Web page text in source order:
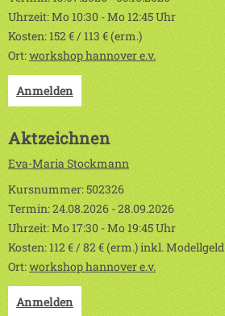
Uhrzeit: Mo 10:30 - Mo 12:45 Uhr
Kosten: 152 € / 113 € (erm.)
Ort:workshop hannover e.v.
Anmelden
Aktzeichnen
Eva-Maria Stockmann
Kursnummer: 502326
Termin: 24.08.2026 - 28.09.2026
Uhrzeit: Mo 17:30 - Mo 19:45 Uhr
Kosten: 112 € / 82 € (erm.) inkl. Modellgeld
Ort:workshop hannover e.v.
Anmelden